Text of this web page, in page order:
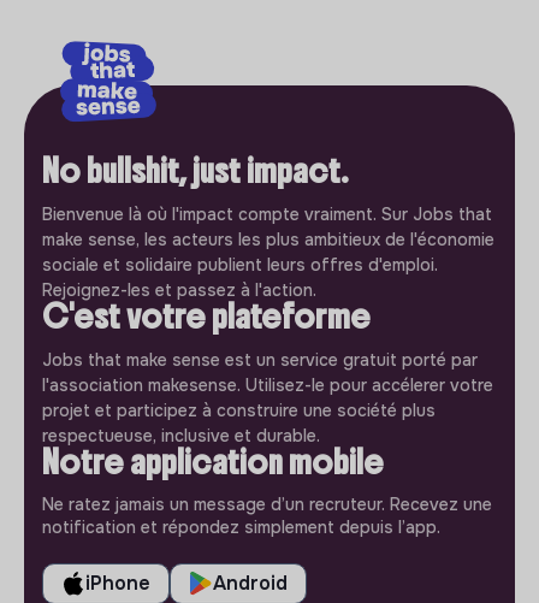
No bullshit, just impact.
Bienvenue là où l'impact compte vraiment. Sur Jobs that
make sense, les acteurs les plus ambitieux de l'économie
sociale et solidaire publient leurs offres d'emploi.
Rejoignez-les et passez à l'action.
C'est votre plateforme
Jobs that make sense est un service gratuit porté par
l'association makesense. Utilisez-le pour accélerer votre
projet et participez à construire une société plus
respectueuse, inclusive et durable.
Notre application mobile
Ne ratez jamais un message d’un recruteur. Recevez une
notification et répondez simplement depuis l’app.
iPhone Android